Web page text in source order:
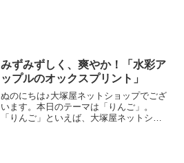
みずみずしく、爽やか！「水彩ア
ップルのオックスプリント」
ぬのにちは♪大塚屋ネットショップでござ
います。本日のテーマは「りんご」。
「りんご」といえば、大塚屋ネットショ